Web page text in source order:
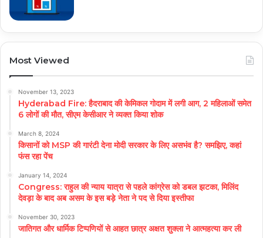
Most Viewed
November 13, 2023
Hyderabad Fire: हैदराबाद की केमिकल गोदाम में लगी आग, 2 महिलाओं समेत
6 लोगों की मौत, सीएम केसीआर ने व्यक्त किया शोक
March 8, 2024
किसानों को MSP की गारंटी देना मोदी सरकार के लिए असभंव है? समझिए, कहां
फंस रहा पेंच
January 14, 2024
Congress: राहुल की न्याय यात्रा से पहले कांग्रेस को डबल झटका, मिलिंद
देवड़ा के बाद अब असम के इस बड़े नेता ने पद से दिया इस्तीफा
November 30, 2023
जातिगत और धार्मिक टिप्पणियों से आहत छात्र अक्षत शुक्ला ने आत्महत्या कर ली